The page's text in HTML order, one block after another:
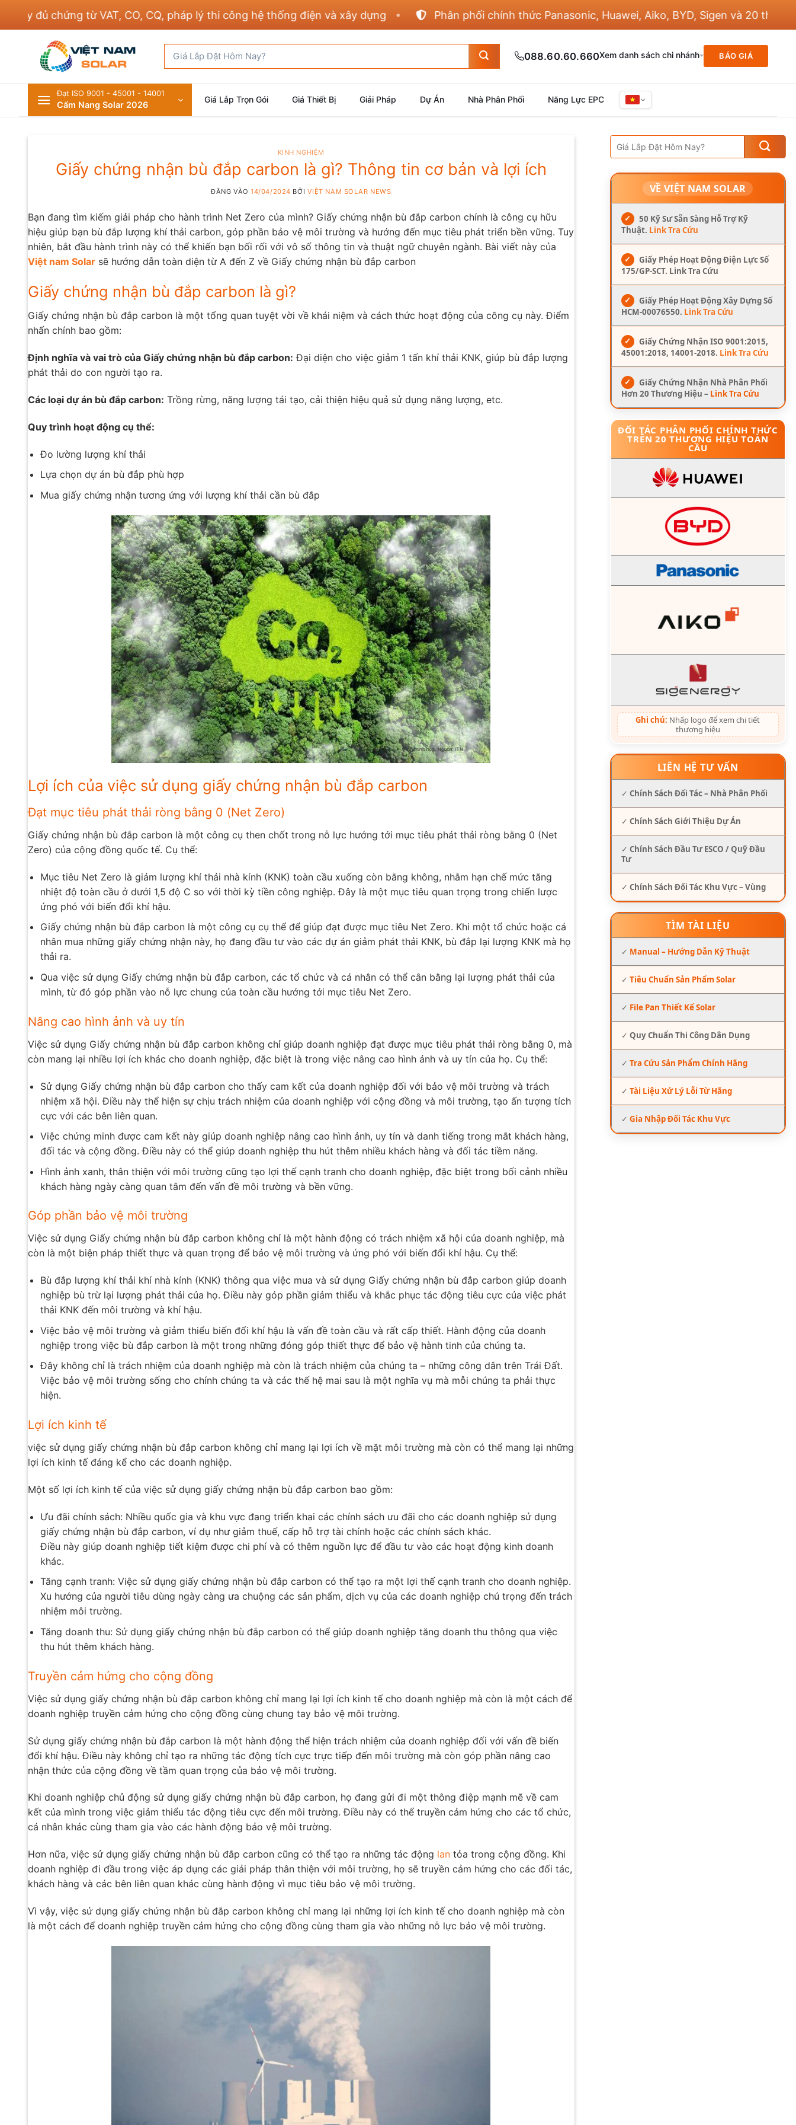
chứng từ VAT, CO, CQ, pháp lý thi công hệ thống điện và xây dựng Phân phối chính thức Panasonic, Huawei, Aiko, BYD, Sigen và 20 thương hiệu
kiếm:
088.60.60.660Xem danh sách chi nhánh BÁO GIÁ
Đạt ISO 9001 - 45001 - 14001
Cẩm Nang Solar 2026 Giá Lắp Trọn Gói Giá Thiết Bị Giải Pháp Dự Án Nhà Phân Phối Năng Lực EPC
KINH NGHIỆM
Giấy chứng nhận bù đắp carbon là gì? Thông tin cơ bản và lợi ích
ĐĂNG VÀO14/04/2024 BỞI VIỆT NAM SOLAR NEWS
Bạn đang tìm kiếm giải pháp cho hành trình Net Zero của mình? Giấy chứng nhận bù đắp carbon chính là công cụ hữu
hiệu giúp bạn bù đắp lượng khí thải carbon, góp phần bảo vệ môi trường và hướng đến mục tiêu phát triển bền vững. Tuy
nhiên, bắt đầu hành trình này có thể khiến bạn bối rối với vô số thông tin và thuật ngữ chuyên ngành. Bài viết này của
Việt nam Solar sẽ hướng dẫn toàn diện từ A đến Z về Giấy chứng nhận bù đắp carbon
Giấy chứng nhận bù đắp carbon là gì?
Giấy chứng nhận bù đắp carbon là một tổng quan tuyệt vời về khái niệm và cách thức hoạt động của công cụ này. Điểm
nhấn chính bao gồm:
Định nghĩa và vai trò của Giấy chứng nhận bù đắp carbon: Đại diện cho việc giảm 1 tấn khí thải KNK, giúp bù đắp lượng
phát thải do con người tạo ra.
Các loại dự án bù đắp carbon: Trồng rừng, năng lượng tái tạo, cải thiện hiệu quả sử dụng năng lượng, etc.
Quy trình hoạt động cụ thể:
Đo lường lượng khí thải
Lựa chọn dự án bù đắp phù hợp
Mua giấy chứng nhận tương ứng với lượng khí thải cần bù đắp
Lợi ích của việc sử dụng giấy chứng nhận bù đắp carbon
Đạt mục tiêu phát thải ròng bằng 0 (Net Zero)
Giấy chứng nhận bù đắp carbon là một công cụ then chốt trong nỗ lực hướng tới mục tiêu phát thải ròng bằng 0 (Net
Zero) của cộng đồng quốc tế. Cụ thể:
Mục tiêu Net Zero là giảm lượng khí thải nhà kính (KNK) toàn cầu xuống còn bằng không, nhằm hạn chế mức tăng
nhiệt độ toàn cầu ở dưới 1,5 độ C so với thời kỳ tiền công nghiệp. Đây là một mục tiêu quan trọng trong chiến lược
ứng phó với biến đổi khí hậu.
Giấy chứng nhận bù đắp carbon là một công cụ cụ thể để giúp đạt được mục tiêu Net Zero. Khi một tổ chức hoặc cá
nhân mua những giấy chứng nhận này, họ đang đầu tư vào các dự án giảm phát thải KNK, bù đắp lại lượng KNK mà họ
thải ra.
Qua việc sử dụng Giấy chứng nhận bù đắp carbon, các tổ chức và cá nhân có thể cân bằng lại lượng phát thải của
mình, từ đó góp phần vào nỗ lực chung của toàn cầu hướng tới mục tiêu Net Zero.
Nâng cao hình ảnh và uy tín
Việc sử dụng Giấy chứng nhận bù đắp carbon không chỉ giúp doanh nghiệp đạt được mục tiêu phát thải ròng bằng 0, mà
còn mang lại nhiều lợi ích khác cho doanh nghiệp, đặc biệt là trong việc nâng cao hình ảnh và uy tín của họ. Cụ thể:
Sử dụng Giấy chứng nhận bù đắp carbon cho thấy cam kết của doanh nghiệp đối với bảo vệ môi trường và trách
nhiệm xã hội. Điều này thể hiện sự chịu trách nhiệm của doanh nghiệp với cộng đồng và môi trường, tạo ấn tượng tích
cực với các bên liên quan.
Việc chứng minh được cam kết này giúp doanh nghiệp nâng cao hình ảnh, uy tín và danh tiếng trong mắt khách hàng,
đối tác và cộng đồng. Điều này có thể giúp doanh nghiệp thu hút thêm nhiều khách hàng và đối tác tiềm năng.
Hình ảnh xanh, thân thiện với môi trường cũng tạo lợi thế cạnh tranh cho doanh nghiệp, đặc biệt trong bối cảnh nhiều
khách hàng ngày càng quan tâm đến vấn đề môi trường và bền vững.
Góp phần bảo vệ môi trường
Việc sử dụng Giấy chứng nhận bù đắp carbon không chỉ là một hành động có trách nhiệm xã hội của doanh nghiệp, mà
còn là một biện pháp thiết thực và quan trọng để bảo vệ môi trường và ứng phó với biến đổi khí hậu. Cụ thể:
Bù đắp lượng khí thải khí nhà kính (KNK) thông qua việc mua và sử dụng Giấy chứng nhận bù đắp carbon giúp doanh
nghiệp bù trừ lại lượng phát thải của họ. Điều này góp phần giảm thiểu và khắc phục tác động tiêu cực của việc phát
thải KNK đến môi trường và khí hậu.
Việc bảo vệ môi trường và giảm thiểu biến đổi khí hậu là vấn đề toàn cầu và rất cấp thiết. Hành động của doanh
nghiệp trong việc bù đắp carbon là một trong những đóng góp thiết thực để bảo vệ hành tinh của chúng ta.
Đây không chỉ là trách nhiệm của doanh nghiệp mà còn là trách nhiệm của chúng ta – những công dân trên Trái Đất.
Việc bảo vệ môi trường sống cho chính chúng ta và các thế hệ mai sau là một nghĩa vụ mà mỗi chúng ta phải thực
hiện.
Lợi ích kinh tế
việc sử dụng giấy chứng nhận bù đắp carbon không chỉ mang lại lợi ích về mặt môi trường mà còn có thể mang lại những
lợi ích kinh tế đáng kể cho các doanh nghiệp.
Một số lợi ích kinh tế của việc sử dụng giấy chứng nhận bù đắp carbon bao gồm:
Ưu đãi chính sách: Nhiều quốc gia và khu vực đang triển khai các chính sách ưu đãi cho các doanh nghiệp sử dụng
giấy chứng nhận bù đắp carbon, ví dụ như giảm thuế, cấp hỗ trợ tài chính hoặc các chính sách khác.
Điều này giúp doanh nghiệp tiết kiệm được chi phí và có thêm nguồn lực để đầu tư vào các hoạt động kinh doanh
khác.
Tăng cạnh tranh: Việc sử dụng giấy chứng nhận bù đắp carbon có thể tạo ra một lợi thế cạnh tranh cho doanh nghiệp.
Xu hướng của người tiêu dùng ngày càng ưa chuộng các sản phẩm, dịch vụ của các doanh nghiệp chú trọng đến trách
nhiệm môi trường.
Tăng doanh thu: Sử dụng giấy chứng nhận bù đắp carbon có thể giúp doanh nghiệp tăng doanh thu thông qua việc
thu hút thêm khách hàng.
Truyền cảm hứng cho cộng đồng
Việc sử dụng giấy chứng nhận bù đắp carbon không chỉ mang lại lợi ích kinh tế cho doanh nghiệp mà còn là một cách để
doanh nghiệp truyền cảm hứng cho cộng đồng cùng chung tay bảo vệ môi trường.
Sử dụng giấy chứng nhận bù đắp carbon là một hành động thể hiện trách nhiệm của doanh nghiệp đối với vấn đề biến
đổi khí hậu. Điều này không chỉ tạo ra những tác động tích cực trực tiếp đến môi trường mà còn góp phần nâng cao
nhận thức của cộng đồng về tầm quan trọng của bảo vệ môi trường.
Khi doanh nghiệp chủ động sử dụng giấy chứng nhận bù đắp carbon, họ đang gửi đi một thông điệp mạnh mẽ về cam
kết của mình trong việc giảm thiểu tác động tiêu cực đến môi trường. Điều này có thể truyền cảm hứng cho các tổ chức,
cá nhân khác cùng tham gia vào các hành động bảo vệ môi trường.
Hơn nữa, việc sử dụng giấy chứng nhận bù đắp carbon cũng có thể tạo ra những tác động lan tỏa trong cộng đồng. Khi
doanh nghiệp đi đầu trong việc áp dụng các giải pháp thân thiện với môi trường, họ sẽ truyền cảm hứng cho các đối tác,
khách hàng và các bên liên quan khác cùng hành động vì mục tiêu bảo vệ môi trường.
Vì vậy, việc sử dụng giấy chứng nhận bù đắp carbon không chỉ mang lại những lợi ích kinh tế cho doanh nghiệp mà còn
là một cách để doanh nghiệp truyền cảm hứng cho cộng đồng cùng tham gia vào những nỗ lực bảo vệ môi trường.
VỀ VIỆT NAM SOLAR
✓
50 Kỹ Sư Sẵn Sàng Hỗ Trợ Kỹ
Thuật. Link Tra Cứu
✓
Giấy Phép Hoạt Động Điện Lực Số
175/GP-SCT. Link Tra Cứu
✓
Giấy Phép Hoạt Động Xây Dựng Số
HCM-00076550. Link Tra Cứu
✓
Giấy Chứng Nhận ISO 9001:2015,
45001:2018, 14001-2018. Link Tra Cứu
✓
Giấy Chứng Nhận Nhà Phân Phối
Hơn 20 Thương Hiệu – Link Tra Cứu
ĐỐI TÁC PHÂN PHỐI CHÍNH THỨC
TRÊN 20 THƯƠNG HIỆU TOÀN
CẦU
Ghi chú: Nhấp logo để xem chi tiết
thương hiệu
LIÊN HỆ TƯ VẤN
✓ Chính Sách Đối Tác – Nhà Phân Phối
✓ Chính Sách Giới Thiệu Dự Án
✓ Chính Sách Đầu Tư ESCO / Quỹ Đầu
Tư
✓ Chính Sách Đối Tác Khu Vực – Vùng
TÌM TÀI LIỆU
✓ Manual – Hướng Dẫn Kỹ Thuật
✓ Tiêu Chuẩn Sản Phẩm Solar
✓ File Pan Thiết Kế Solar
✓ Quy Chuẩn Thi Công Dân Dụng
✓ Tra Cứu Sản Phẩm Chính Hãng
✓ Tài Liệu Xử Lý Lỗi Từ Hãng
✓ Gia Nhập Đối Tác Khu Vực